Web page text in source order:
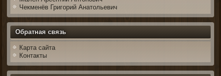
Чекменёв Григорий Анатольевич
Обратная связь
Карта сайта
Контакты